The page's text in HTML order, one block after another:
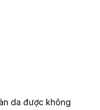
da được không